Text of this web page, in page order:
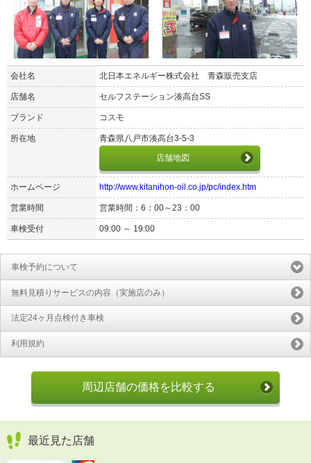
会社名 北日本エネルギー株式会社 青森販売支店
店舗名 セルフステーション湊高台SS
ブランド コスモ
所在地
青森県八戸市湊高台3-5-3
店舗地図
ホームページ http://www.kitanihon-oil.co.jp/pc/index.htm
営業時間 営業時間：6：00～23：00
車検受付 09:00 ～ 19:00
車検予約について
無料見積りサービスの内容（実施店のみ）
法定24ヶ月点検付き車検
利用規約
周辺店舗の価格を比較する
最近見た店舗